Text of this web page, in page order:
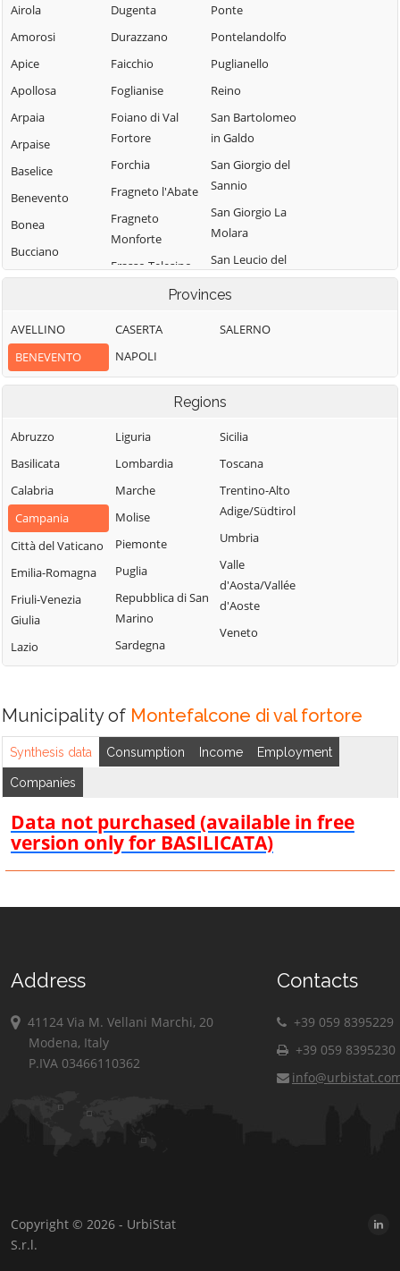
Airola
Amorosi
Apice
Apollosa
Arpaia
Arpaise
Baselice
Benevento
Bonea
Bucciano
Buonalbergo
Campolattaro
Campoli del
Monte Taburno
Castelfranco in
Castelpoto
Castelvenere
Val Fortore
Cautano
Colle Sannita
Cusano Mutri
Dugenta
Durazzano
Faicchio
Foglianise
Foiano di Val
Fortore
Forchia
Fragneto l'Abate
Fragneto
Monforte
Frasso Telesino
Ginestra degli
Sanframondi
Limatola
Moiano
Molinara
Montefalcone
di Val Fortore
Montesarchio
Morcone
Paduli
Pago Veiano
Pannarano
Paupisi
Pietraroja
Ponte
Pontelandolfo
Puglianello
Reino
San Bartolomeo
in Galdo
San Giorgio del
Sannio
San Giorgio La
Molara
San Leucio del
Sannio
San Lorenzo
San Lupo
San Marco dei
Cavoti
San Nazzaro
San Nicola
San Salvatore
Telesino
Sant'Angelo a
Sant'Arcangelo
Trimonte
Santa Croce del
Sassinoro
Solopaca
Telese Terme
Provinces
AVELLINO
BENEVENTO
CASERTA
NAPOLI
SALERNO
Regions
Abruzzo
Basilicata
Calabria
Campania
Città del Vaticano
Emilia-Romagna
Friuli-Venezia
Giulia
Lazio
Liguria
Lombardia
Marche
Molise
Piemonte
Puglia
Repubblica di San
Marino
Sardegna
Sicilia
Toscana
Trentino-Alto
Adige/Südtirol
Umbria
Valle
d'Aosta/Vallée
d'Aoste
Veneto
Municipality of Montefalcone di val fortore
Synthesis data Consumption Income Employment
Companies
Data not purchased (available in free
version only for BASILICATA)
Address
41124 Via M. Vellani Marchi, 20
Modena, Italy
P.IVA 03466110362
Contacts
+39 059 8395229
+39 059 8395230
Copyright © 2026 - UrbiStat
S.r.l.